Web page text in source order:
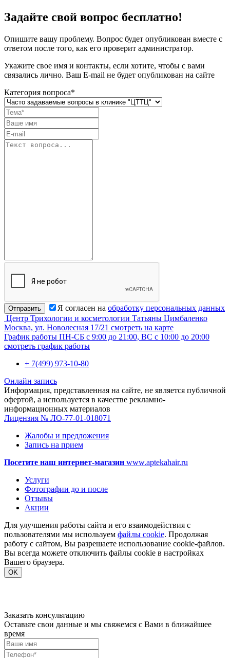
Задайте свой вопрос бесплатно!
Опишите вашу проблему. Вопрос будет опубликован вместе с
ответом после того, как его проверит администратор.
Укажите свое имя и контакты, если хотите, чтобы с вами
связались лично. Ваш E-mail не будет опубликован на сайте
Категория вопроса*
Отправить Я согласен на обработку персональных данных
Центр Трихологии и косметологии Татьяны Цимбаленко
Москва, ул. Новолесная 17/21 смотреть на карте
График работы ПН-СБ с 9:00 до 21:00, ВС с 10:00 до 20:00
смотреть график работы
+ 7(499) 973-10-80
Онлайн запись
Информация, представленная на сайте, не является публичной
офертой, а используется в качестве рекламно-
информационных материалов
Лицензия № ЛО-77-01-018071
Жалобы и предложения
Запись на прием
Посетите наш интернет-магазин www.aptekahair.ru
Услуги
Фотографии до и после
Отзывы
Акции
Для улучшения работы сайта и его взаимодействия с
пользователями мы используем файлы cookie. Продолжая
работу с сайтом, Вы разрешаете использование cookie-файлов.
Вы всегда можете отключить файлы cookie в настройках
Вашего браузера.
OK
Заказать консультацию
Оставьте свои данные и мы свяжемся с Вами в ближайшее
время